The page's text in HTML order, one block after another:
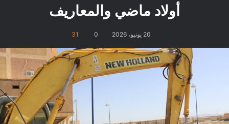
أولاد ماضي والمعاريف
20 يونيو، 2026 0
31